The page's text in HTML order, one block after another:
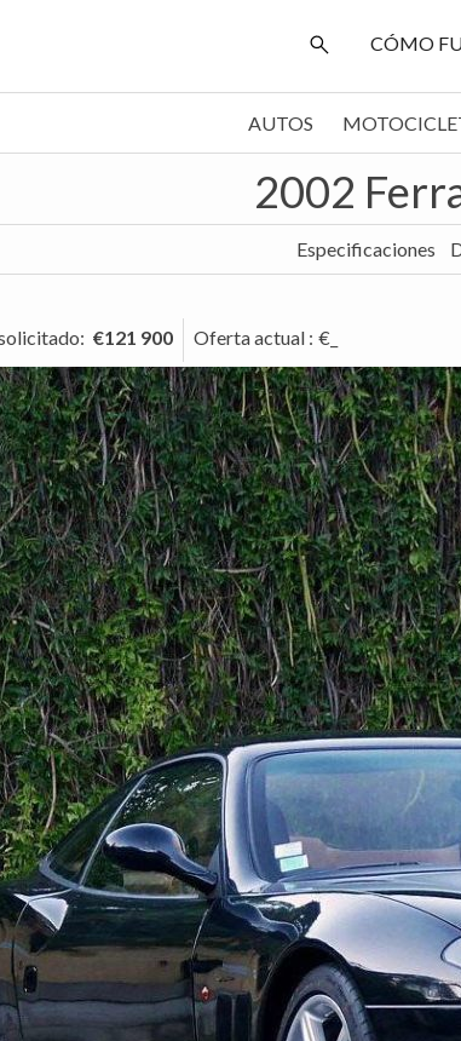
CÓMO
AUTOS
2002
Especificaciones
: €121 900 Oferta actual : €_